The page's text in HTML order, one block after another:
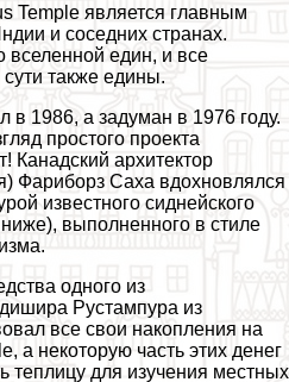
Temple является главным
и соседних странах.
вселенной един, и все
также едины.
в 1986, а задуман в 1976 году.
простого проекта
Канадский архитектор
Фариборз Саха вдохновлялся
известного сиднейского
выполненного в стиле
одного из
Рустампура из
все свои накопления на
а некоторую часть этих денег
теплицу для изучения местных